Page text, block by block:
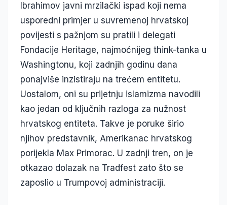
Ibrahimov javni mrzilački ispad koji nema
usporedni primjer u suvremenoj hrvatskoj
povijesti s pažnjom su pratili i delegati
Fondacije Heritage, najmoćnijeg think-tanka u
Washingtonu, koji zadnjih godinu dana
ponajviše inzistiraju na trećem entitetu.
Uostalom, oni su prijetnju islamizma navodili
kao jedan od ključnih razloga za nužnost
hrvatskog entiteta. Takve je poruke širio
njihov predstavnik, Amerikanac hrvatskog
porijekla Max Primorac. U zadnji tren, on je
otkazao dolazak na Tradfest zato što se
zaposlio u Trumpovoj administraciji.